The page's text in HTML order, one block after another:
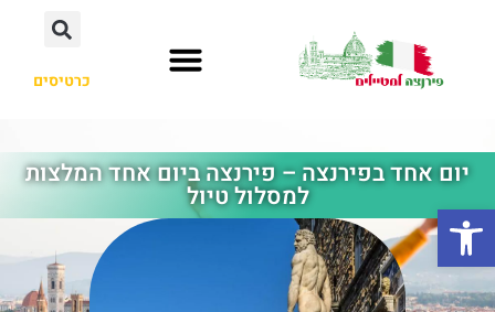
כרטיסים
יום אחד בפירנצה – פירנצה ביום אחד המלצות
למסלול טיול
פתח סרגל נגישות